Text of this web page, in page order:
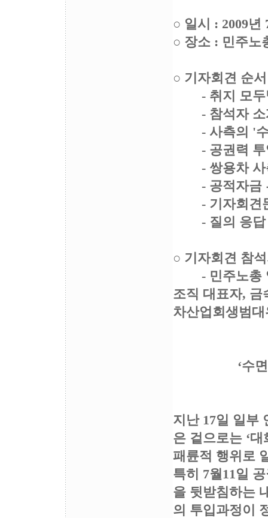
○ 일시 : 2009년
○ 장소 : 민주노
○ 기자회견 순서
- 취지 모두
- 참석자 소
- 사측의 '수
- 공권력 투
- 쌍용차 사
- 공적자금 투
- 기자회견
- 질의 응답
○ 기자회견 참
- 민주노총 임
조직 대표자, 금
차산업회생범
‘수면가스’
지난 17일 일부
은 겉으로는 ‘
패륜적 행위로
특히 7월11일
을 뒷받침하는
의 투입과정이